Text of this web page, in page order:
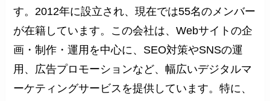
す。2012年に設立され、現在では55名のメンバー
が在籍しています。この会社は、Webサイトの企
画・制作・運用を中心に、SEO対策やSNSの運
用、広告プロモーションなど、幅広いデジタルマ
ーケティングサービスを提供しています。特に、